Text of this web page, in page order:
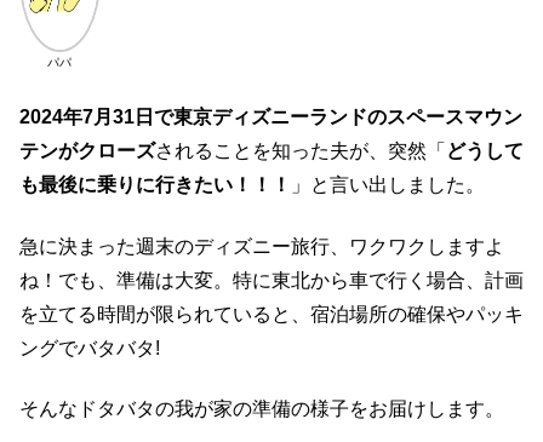
パパ
2024年7月31日で東京ディズニーランドのスペースマウン
テンがクローズされることを知った夫が、突然「 どうして
も最後に乗りに行きたい！！！
」と言い出しました。
急に決まった週末のディズニー旅行、ワクワクしますよ
ね！でも、準備は大変。特に東北から車で行く場合、計画
を立てる時間が限られていると、宿泊場所の確保やパッキ
ングでバタバタ!
そんなドタバタの我が家の準備の様子をお届けします。